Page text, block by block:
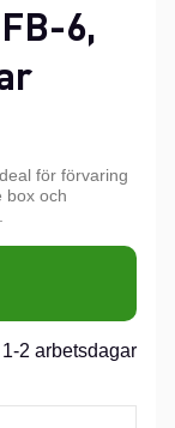
6,
för förvaring
box och
1-2 arbetsdagar